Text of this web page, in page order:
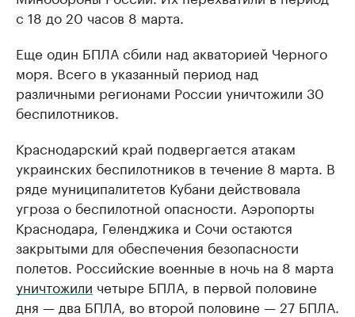
с 18 до 20 часов 8 марта.
Еще один БПЛА сбили над акваторией Черного
моря. Всего в указанный период над
различными регионами России уничтожили 30
беспилотников.
Краснодарский край подвергается атакам
украинских беспилотников в течение 8 марта. В
ряде муниципалитетов Кубани действовала
угроза о беспилотной опасности. Аэропорты
Краснодара, Геленджика и Сочи остаются
закрытыми для обеспечения безопасности
полетов. Российские военные в ночь на 8 марта
уничтожили четыре БПЛА, в первой половине
дня — два БПЛА, во второй половине — 27 БПЛА.